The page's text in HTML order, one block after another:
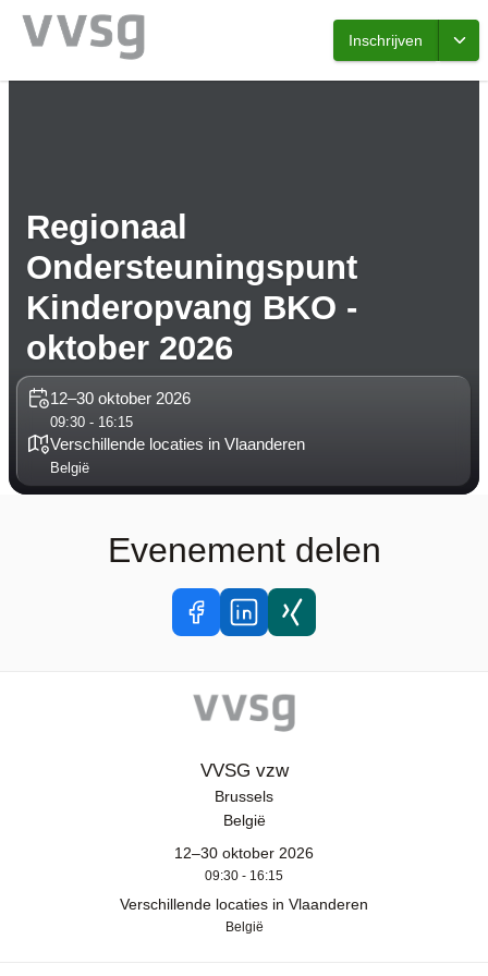
Inschrijven
Regionaal
Ondersteuningspunt
Kinderopvang BKO -
oktober 2026
12–30 oktober 2026
09:30 - 16:15
Verschillende locaties in Vlaanderen
België
Evenement delen
VVSG vzw
Brussels
België
12–30 oktober 2026
09:30 - 16:15
Verschillende locaties in Vlaanderen
België